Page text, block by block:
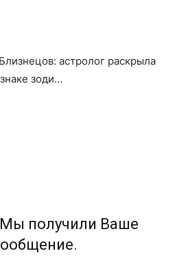
астролог раскрыла
зоди…
получили Ваше